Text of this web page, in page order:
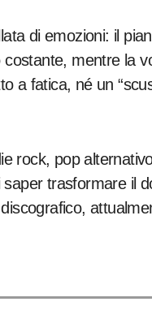
di emozioni: il
costante, mentre la
a fatica, né un
rock, pop
trasformare il